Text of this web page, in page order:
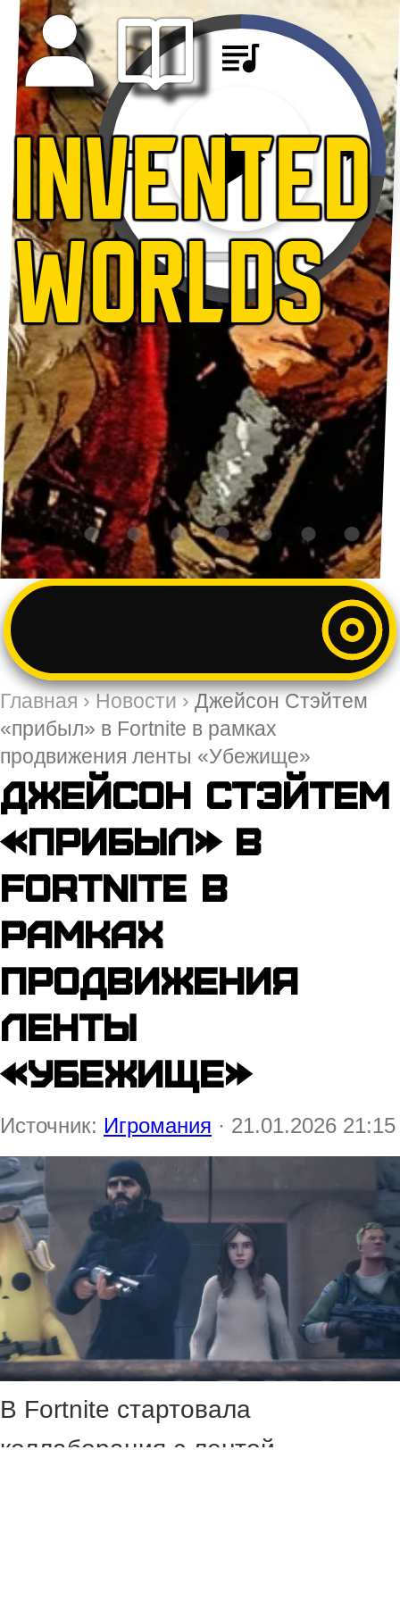
INVENTED
WORLDS
Главная›Новости›Джейсон Стэйтем
«прибыл» в Fortnite в рамках
продвижения ленты «Убежище»
Джейсон Стэйтем
«прибыл» в
Fortnite в
рамках
продвижения
ленты
«Убежище»
Источник: Игромания · 21.01.2026 21:15
В Fortnite стартовала
коллаборация с лентой